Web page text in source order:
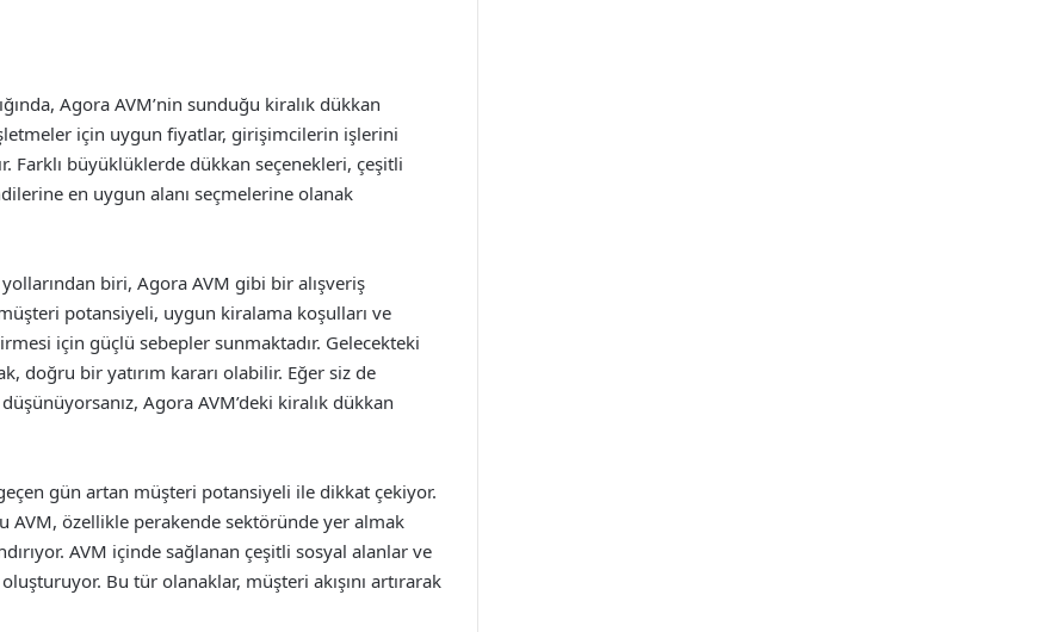
Agora AVM’nin sunduğu kiralık dükkan
için uygun fiyatlar, girişimcilerin işlerini
Farklı büyüklüklerde dükkan seçenekleri, çeşitli
en uygun alanı seçmelerine olanak
biri, Agora AVM gibi bir alışveriş
potansiyeli, uygun kiralama koşulları ve
için güçlü sebepler sunmaktadır. Gelecekteki
doğru bir yatırım kararı olabilir. Eğer siz de
Agora AVM’deki kiralık dükkan
gün artan müşteri potansiyeli ile dikkat çekiyor.
AVM, özellikle perakende sektöründe yer almak
AVM içinde sağlanan çeşitli sosyal alanlar ve
Bu tür olanaklar, müşteri akışını artırarak